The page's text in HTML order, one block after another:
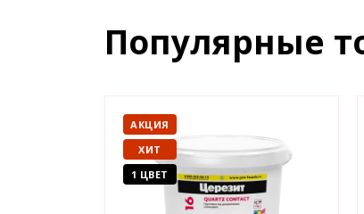
Популярные
АКЦИЯ
ХИТ
1 ЦВЕТ